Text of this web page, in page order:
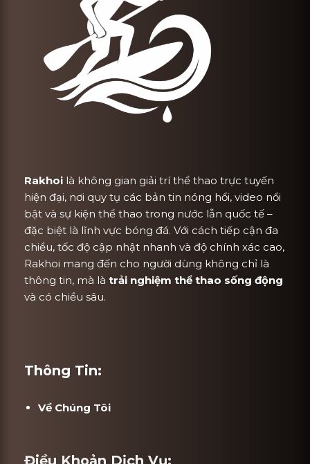
Rakhoi là không gian giải trí thể thao trực tuyến
hiện đại, nơi quy tụ các bản tin nóng hổi, video nổi
bật và sự kiện thể thao trong nước lẫn quốc tế –
đặc biệt là lĩnh vực bóng đá. Với cách tiếp cận đa
chiều, tốc độ cập nhật nhanh và độ chính xác cao,
Rakhoi mang đến cho người dùng không chỉ là
thông tin, mà là trải nghiệm thể thao sống động
và có chiều sâu.
Thông Tin:
Về Chúng Tôi
Điều Khoản Dịch Vụ: